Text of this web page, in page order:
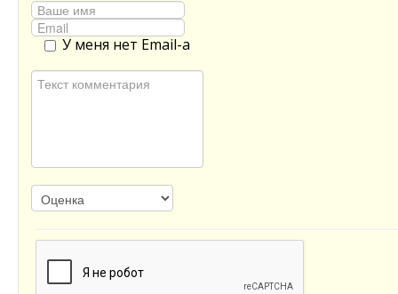
У меня нет Email-а